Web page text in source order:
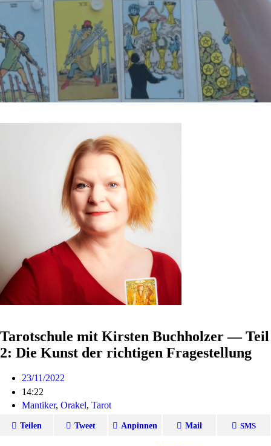
Tarotschule mit Kirsten Buchholzer — Teil
2: Die Kunst der richtigen Fragestellung
23/11/2022
14:22
Mantiker, Orakel, Tarot
Teilen Tweet Anpinnen Mail SMS